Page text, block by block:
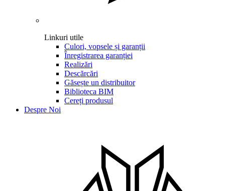
Linkuri utile
Culori, vopsele și garanții
Înregistrarea garanției
Realizări
Descărcări
Găsește un distribuitor
Biblioteca BIM
Cereți produsul
Despre Noi